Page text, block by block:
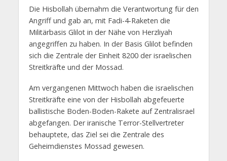
Die Hisbollah übernahm die Verantwortung für den
Angriff und gab an, mit Fadi-4-Raketen die
Militärbasis Glilot in der Nähe von Herzliyah
angegriffen zu haben. In der Basis Glilot befinden
sich die Zentrale der Einheit 8200 der israelischen
Streitkräfte und der Mossad.
Am vergangenen Mittwoch haben die israelischen
Streitkräfte eine von der Hisbollah abgefeuerte
ballistische Boden-Boden-Rakete auf Zentralisrael
abgefangen. Der iranische Terror-Stellvertreter
behauptete, das Ziel sei die Zentrale des
Geheimdienstes Mossad gewesen.